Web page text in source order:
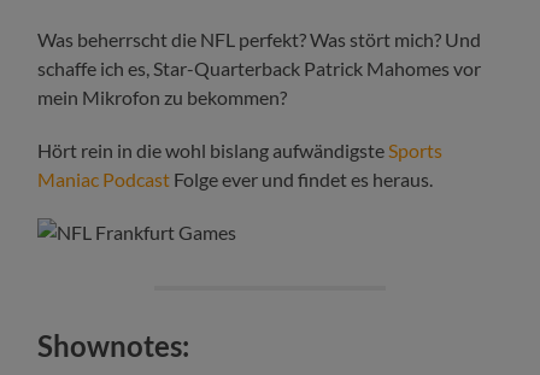
Was beherrscht die NFL perfekt? Was stört mich? Und
schaffe ich es, Star-Quarterback Patrick Mahomes vor
mein Mikrofon zu bekommen?
Hört rein in die wohl bislang aufwändigste Sports
Maniac Podcast Folge ever und findet es heraus.
Shownotes: